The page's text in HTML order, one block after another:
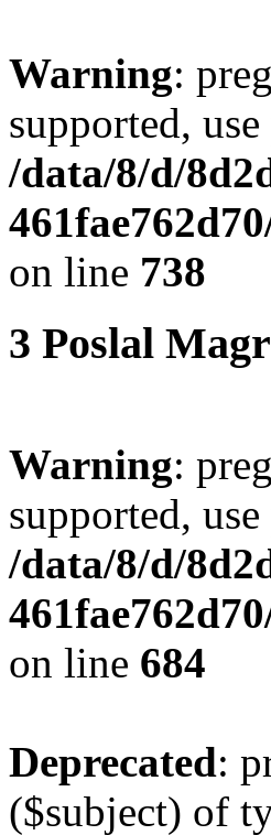
Warning:
supported,
/data/8/d/
on line 738
3 Poslal
Warning:
supported,
/data/8/d/
on line 684
Deprecated:
($subject) of